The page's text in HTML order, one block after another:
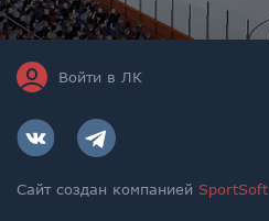
Войти в ЛК
Сайт создан компанией SportSoft